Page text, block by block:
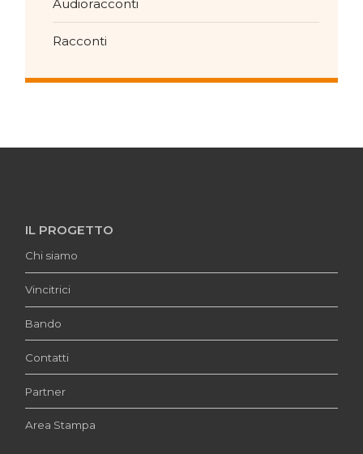
Audioracconti
Racconti
IL PROGETTO
Chi siamo
Vincitrici
Bando
Contatti
Partner
Area Stampa